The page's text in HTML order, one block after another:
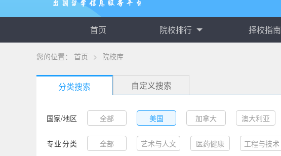
首页 院校排行 择校指南
您的位置： 首页 > 院校库
分类搜索 自定义搜索
国家/地区 全部 美国 加拿大 澳大利亚
阿根廷 爱尔兰 芬兰 韩国
专业分类 全部 艺术与人文 医药健康 工程与技术